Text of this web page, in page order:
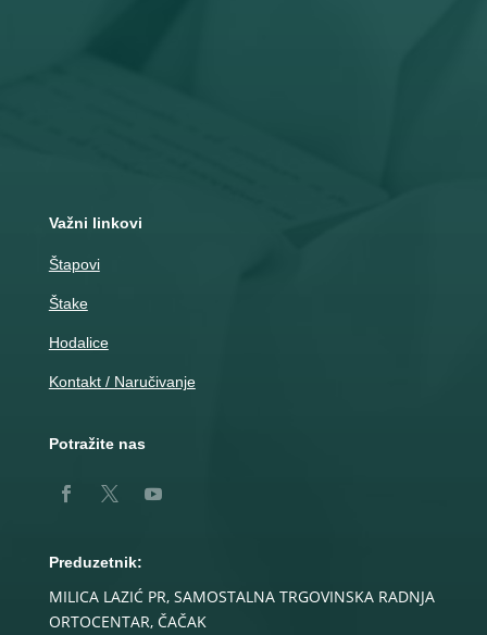
Važni linkovi
Štapovi
Štake
Hodalice
Kontakt / Naručivanje
Potražite nas
Preduzetnik:
MILICA LAZIĆ PR, SAMOSTALNA TRGOVINSKA RADNJA
ORTOCENTAR, ČAČAK